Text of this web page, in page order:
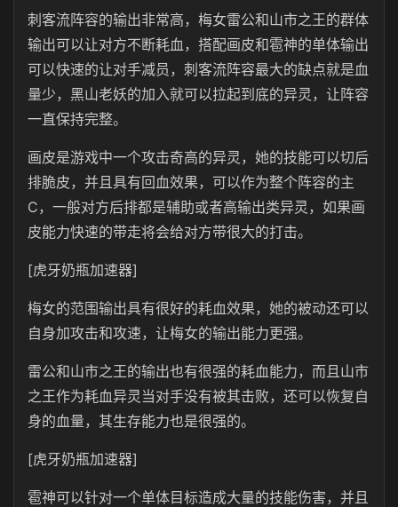
刺客流阵容的输出非常高，梅女雷公和山市之王的群体
输出可以让对方不断耗血，搭配画皮和雹神的单体输出
可以快速的让对手减员，刺客流阵容最大的缺点就是血
量少，黑山老妖的加入就可以拉起到底的异灵，让阵容
一直保持完整。
画皮是游戏中一个攻击奇高的异灵，她的技能可以切后
排脆皮，并且具有回血效果，可以作为整个阵容的主
C，一般对方后排都是辅助或者高输出类异灵，如果画
皮能力快速的带走将会给对方带很大的打击。
[虎牙奶瓶加速器]
梅女的范围输出具有很好的耗血效果，她的被动还可以
自身加攻击和攻速，让梅女的输出能力更强。
雷公和山市之王的输出也有很强的耗血能力，而且山市
之王作为耗血异灵当对手没有被其击败，还可以恢复自
身的血量，其生存能力也是很强的。
[虎牙奶瓶加速器]
雹神可以针对一个单体目标造成大量的技能伤害，并且